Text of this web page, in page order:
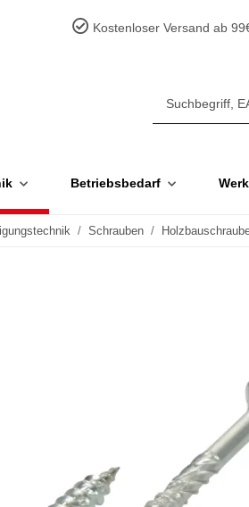
Kostenloser Versand ab
Betriebsbedarf
Schrauben